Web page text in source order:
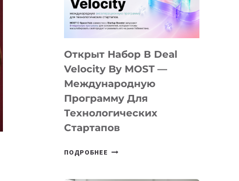
YOUTH
CAMP
ДАЛ
ПОДРОСТКАМ
БИЛЕТ
IT-
ПРЕДПРИНИМАТЕЛЬСТВО
Открыт Набор В Deal
Velocity By MOST —
Международную
Программу Для
Технологических
Стартапов
ПОДРОБНЕЕ ОТКРЫТ